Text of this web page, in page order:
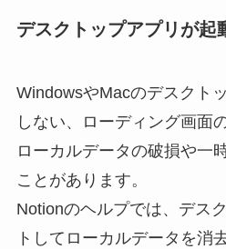
デスクトップアプリが起
WindowsやMacのデスクト
しない、ローディング画面
ローカルデータの破損や一
ことがあります。
Notionのヘルプでは、デス
トしてローカルデータを消